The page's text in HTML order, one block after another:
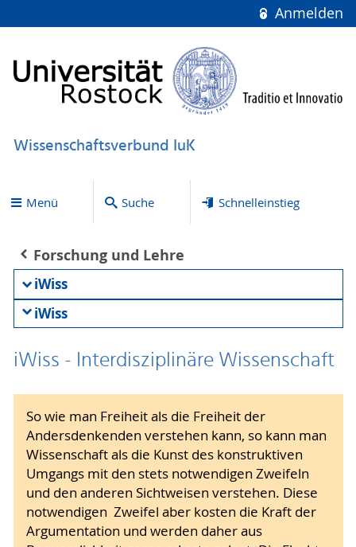
Anmelden
Wissenschaftsverbund IuK
Menü Suche Schnelleinstieg
Forschung und Lehre
iWiss
iWiss
iWiss - Interdisziplinäre Wissenschaft
So wie man Freiheit als die Freiheit der
Andersdenkenden verstehen kann, so kann man
Wissenschaft als die Kunst des konstruktiven
Umgangs mit den stets notwendigen Zweifeln
und den anderen Sichtweisen verstehen. Diese
notwendigen Zweifel aber kosten die Kraft der
Argumentation und werden daher aus